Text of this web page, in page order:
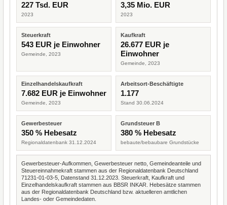
227 Tsd. EUR
2023
3,35 Mio. EUR
2023
Steuerkraft
543 EUR je Einwohner
Gemeinde, 2023
Kaufkraft
26.677 EUR je
Einwohner
Gemeinde, 2023
Einzelhandelskaufkraft
7.682 EUR je Einwohner
Gemeinde, 2023
Arbeitsort-Beschäftigte
1.177
Stand 30.06.2024
Gewerbesteuer
350 % Hebesatz
Regionaldatenbank 31.12.2024
Grundsteuer B
380 % Hebesatz
bebaute/bebaubare Grundstücke
Gewerbesteuer-Aufkommen, Gewerbesteuer netto, Gemeindeanteile und
Steuereinnahmekraft stammen aus der Regionaldatenbank Deutschland
71231-01-03-5, Datenstand 31.12.2023. Steuerkraft, Kaufkraft und
Einzelhandelskaufkraft stammen aus BBSR INKAR. Hebesätze stammen
aus der Regionaldatenbank Deutschland bzw. aktuelleren amtlichen
Landes- oder Gemeindedaten.